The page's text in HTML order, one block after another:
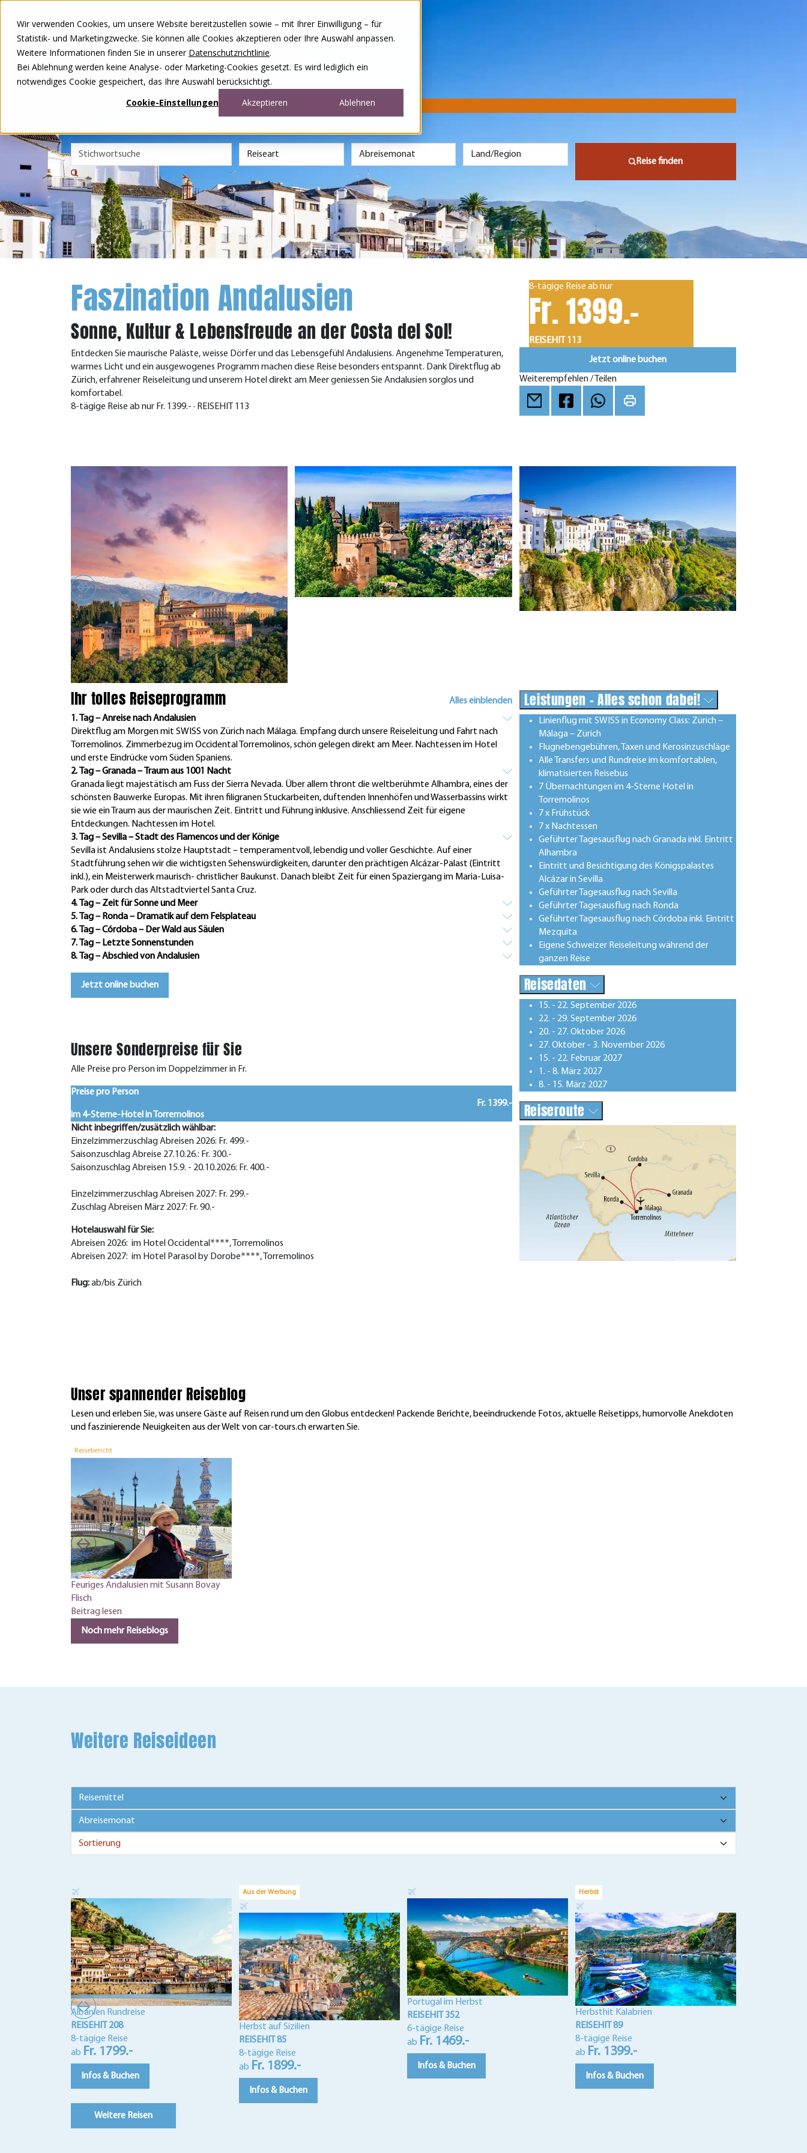
Wir verwenden Cookies, um unsere Website bereitzustellen sowie – mit Ihrer Einwilligung – für
Statistik- und Marketingzwecke. Sie können alle Cookies akzeptieren oder Ihre Auswahl anpassen.
Weitere Informationen finden Sie in unserer Datenschutzrichtlinie.
Bei Ablehnung werden keine Analyse- oder Marketing-Cookies gesetzt. Es wird lediglich ein
notwendiges Cookie gespeichert, das Ihre Auswahl berücksichtigt.
Cookie-Einstellungen
Akzeptieren Ablehnen
Unsere Reisen
Rund ums Reisen
Über uns
Kontakt
Wettbewerb
Reise finden
Faszination Andalusien
Sonne, Kultur & Lebensfreude an der Costa del Sol!
Entdecken Sie maurische Paläste, weisse Dörfer und das Lebensgefühl Andalusiens. Angenehme Temperaturen,
warmes Licht und ein ausgewogenes Programm machen diese Reise besonders entspannt. Dank Direktflug ab
Zürich, erfahrener Reiseleitung und unserem Hotel direkt am Meer geniessen Sie Andalusien sorglos und
komfortabel.
8-tägige Reise ab nur Fr. 1399.- · REISEHIT 113
8-tägige Reise ab nur
Fr. 1399.-
REISEHIT 113
Jetzt online buchen
Weiterempfehlen / Teilen
Ihr tolles Reiseprogramm
Alles einblenden
1. Tag – Anreise nach Andalusien
Direktflug am Morgen mit SWISS von Zürich nach Málaga. Empfang durch unsere Reiseleitung und Fahrt nach
Torremolinos. Zimmerbezug im Occidental Torremolinos, schön gelegen direkt am Meer. Nachtessen im Hotel
und erste Eindrücke vom Süden Spaniens.
2. Tag – Granada – Traum aus 1001 Nacht
Granada liegt majestätisch am Fuss der Sierra Nevada. Über allem thront die weltberühmte Alhambra, eines der
schönsten Bauwerke Europas. Mit ihren filigranen Stuckarbeiten, duftenden Innenhöfen und Wasserbassins wirkt
sie wie ein Traum aus der maurischen Zeit. Eintritt und Führung inklusive. Anschliessend Zeit für eigene
Entdeckungen. Nachtessen im Hotel.
3. Tag – Sevilla – Stadt des Flamencos und der Könige
Sevilla ist Andalusiens stolze Hauptstadt – temperamentvoll, lebendig und voller Geschichte. Auf einer
Stadtführung sehen wir die wichtigsten Sehenswürdigkeiten, darunter den prächtigen Alcázar-Palast (Eintritt
inkl.), ein Meisterwerk maurisch- christlicher Baukunst. Danach bleibt Zeit für einen Spaziergang im Maria-Luisa-
Park oder durch das Altstadtviertel Santa Cruz.
4. Tag – Zeit für Sonne und Meer
5. Tag – Ronda – Dramatik auf dem Felsplateau
6. Tag – Córdoba – Der Wald aus Säulen
7. Tag – Letzte Sonnenstunden
8. Tag – Abschied von Andalusien
Jetzt online buchen
Unsere Sonderpreise für Sie
Alle Preise pro Person im Doppelzimmer in Fr.
Preise pro Person
im 4-Sterne-Hotel in Torremolinos
Fr. 1399.-
Nicht inbegriffen/zusätzlich wählbar:
Einzelzimmerzuschlag Abreisen 2026: Fr. 499.-
Saisonzuschlag Abreise 27.10.26.: Fr. 300.-
Saisonzuschlag Abreisen 15.9. - 20.10.2026: Fr. 400.-
Einzelzimmerzuschlag Abreisen 2027: Fr. 299.-
Zuschlag Abreisen März 2027: Fr. 90.-
Hotelauswahl für Sie:
Abreisen 2026: im Hotel Occidental****, Torremolinos
Abreisen 2027: im Hotel Parasol by Dorobe****, Torremolinos
Flug:ab/bis Zürich
Leistungen - Alles schon dabei!
Linienflug mit SWISS in Economy Class: Zürich –
Málaga – Zürich
Flugnebengebühren, Taxen und Kerosinzuschläge
Alle Transfers und Rundreise im komfortablen,
klimatisierten Reisebus
7 Übernachtungen im 4-Sterne Hotel in
Torremolinos
7 x Frühstück
7 x Nachtessen
Geführter Tagesausflug nach Granada inkl. Eintritt
Alhambra
Eintritt und Besichtigung des Königspalastes
Alcázar in Sevilla
Geführter Tagesausflug nach Sevilla
Geführter Tagesausflug nach Ronda
Geführter Tagesausflug nach Córdoba inkl. Eintritt
Mezquita
Eigene Schweizer Reiseleitung während der
ganzen Reise
Reisedaten
15. - 22. September 2026
22. - 29. September 2026
20. - 27. Oktober 2026
27. Oktober - 3. November 2026
15. - 22. Februar 2027
1. - 8. März 2027
8. - 15. März 2027
Reiseroute
Unser spannender Reiseblog
Lesen und erleben Sie, was unsere Gäste auf Reisen rund um den Globus entdecken! Packende Berichte, beeindruckende Fotos, aktuelle Reisetipps, humorvolle Anekdoten
und faszinierende Neuigkeiten aus der Welt von car-tours.ch erwarten Sie.
Reisebericht
Feuriges Andalusien mit Susann Bovay
Flisch
Beitrag lesen
Noch mehr Reiseblogs
Weitere Reiseideen
Albanien Rundreise
REISEHIT 208
8-tägige Reise
ab Fr. 1799.-
Infos & Buchen
Aus der Werbung
Herbst auf Sizilien
REISEHIT 85
8-tägige Reise
ab Fr. 1899.-
Infos & Buchen
Portugal im Herbst
REISEHIT 352
6-tägige Reise
ab Fr. 1469.-
Infos & Buchen
Herbst
Herbsthit Kalabrien
REISEHIT 89
8-tägige Reise
ab Fr. 1399.-
Infos & Buchen
Weitere Reisen